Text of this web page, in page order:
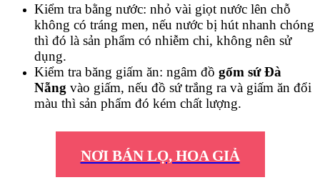
Kiểm tra bằng nước: nhỏ vài giọt nước lên chỗ
không có tráng men, nếu nước bị hút nhanh chóng
thì đó là sản phẩm có nhiễm chi, không nên sử
dụng.
Kiểm tra băng giấm ăn: ngâm đồ gốm sứ Đà
Nẵng vào giấm, nếu đồ sứ trắng ra và giấm ăn đổi
màu thì sản phẩm đó kém chất lượng.
NƠI BÁN LỌ, HOA GIẢ